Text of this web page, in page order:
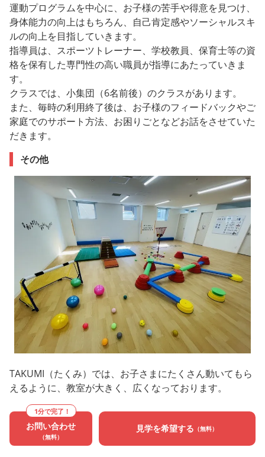
運動プログラムを中心に、お子様の苦手や得意を見つけ、
身体能力の向上はもちろん、自己肯定感やソーシャルスキ
ルの向上を目指していきます。
指導員は、スポーツトレーナー、学校教員、保育士等の資
格を保有した専門性の高い職員が指導にあたっていきま
す。
クラスでは、小集団（6名前後）のクラスがあります。
また、毎時の利用終了後は、お子様のフィードバックやご
家庭でのサポート方法、お困りごとなどお話をさせていた
だきます。
その他
TAKUMI（たくみ）では、お子さまにたくさん動いてもら
えるように、教室が大きく、広くなっております。
1分で完了！
お問い合わせ
（無料）
見学を希望する （無料）